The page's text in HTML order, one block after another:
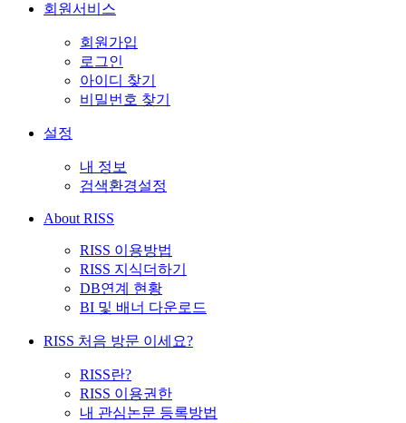
회원서비스
회원가입
로그인
아이디 찾기
비밀번호 찾기
설정
내 정보
검색환경설정
About RISS
RISS 이용방법
RISS 지식더하기
DB연계 현황
BI 및 배너 다운로드
RISS 처음 방문 이세요?
RISS란?
RISS 이용권한
내 관심논문 등록방법